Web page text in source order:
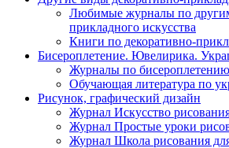
Любимые журналы по
прикладного искусства
Книги по декоративно-
Бисероплетение. Ювелирика.
Журналы по бисероплетению
Обучающая литература по
Рисунок, графический дизайн
Журнал Искусство
Журнал Простые уроки
Журнал Школа рисования